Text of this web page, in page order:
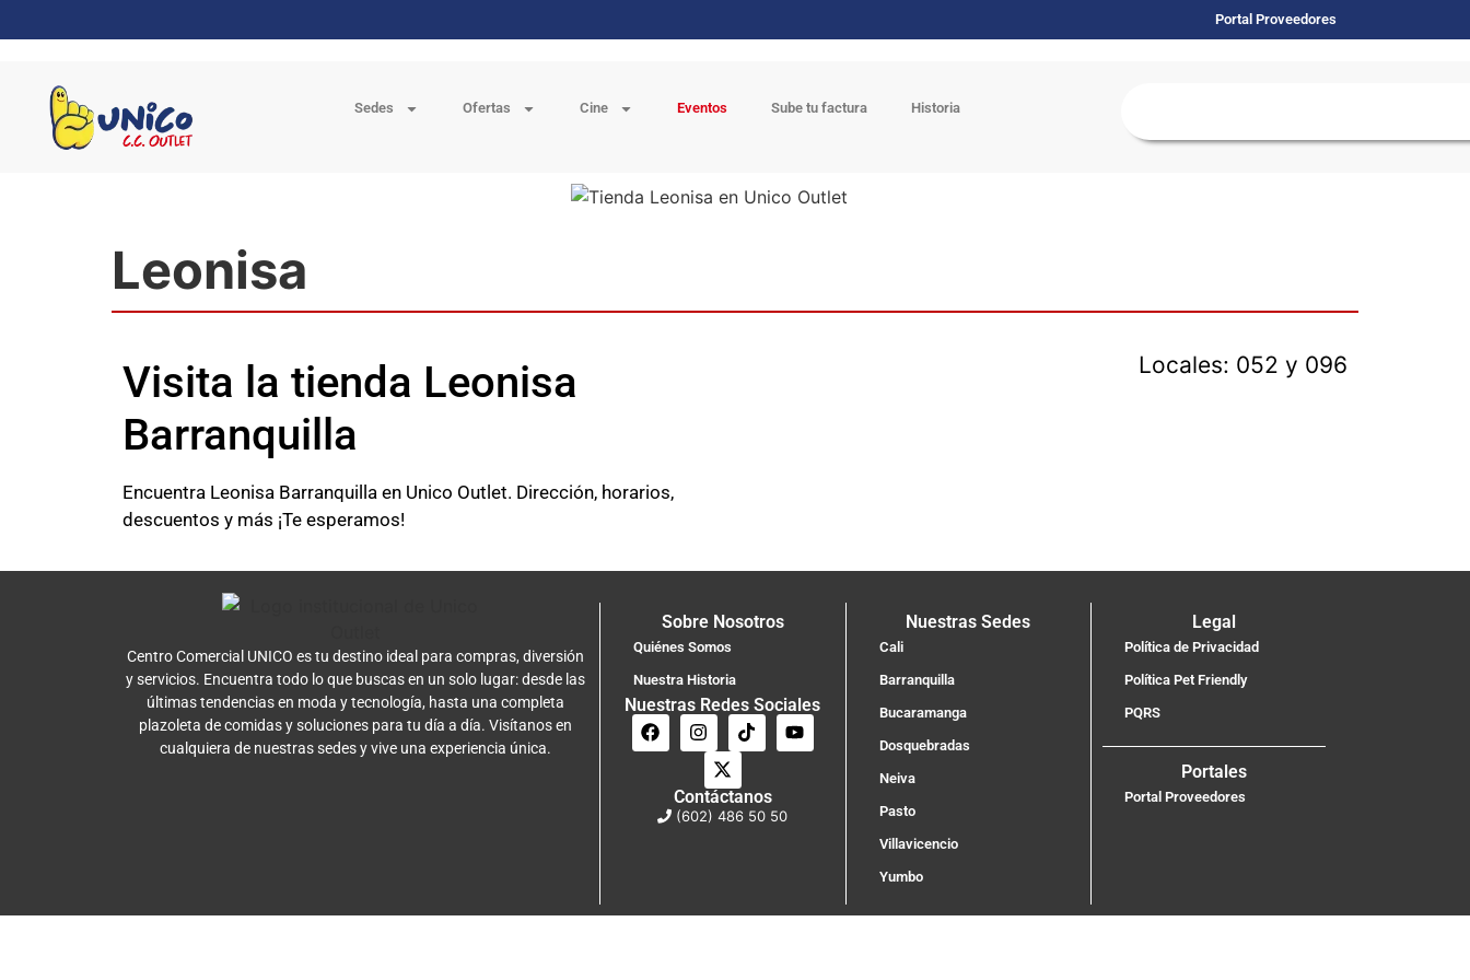
Portal Proveedores
Sedes Ofertas Cine Eventos Sube tu factura Historia
Leonisa
Visita la tienda Leonisa
Barranquilla
Encuentra Leonisa Barranquilla en Unico Outlet. Dirección, horarios,
descuentos y más ¡Te esperamos!
Locales: 052 y 096
Centro Comercial UNICO es tu destino ideal para compras, diversión
y servicios. Encuentra todo lo que buscas en un solo lugar: desde las
últimas tendencias en moda y tecnología, hasta una completa
plazoleta de comidas y soluciones para tu día a día. Visítanos en
cualquiera de nuestras sedes y vive una experiencia única.
Sobre Nosotros
Quiénes Somos
Nuestra Historia
Nuestras Redes Sociales
Contáctanos
(602) 486 50 50
Nuestras Sedes
Cali
Barranquilla
Bucaramanga
Dosquebradas
Neiva
Pasto
Villavicencio
Yumbo
Legal
Política de Privacidad
Política Pet Friendly
PQRS
Portales
Portal Proveedores